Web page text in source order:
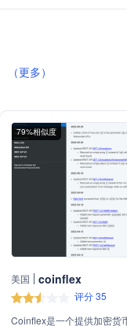
（更多）
79%相似度
美国 coinflex
评分 35
Coinflex是一个提供加密货